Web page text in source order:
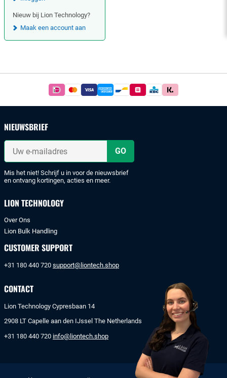
Nieuw bij Lion Technology?
Maak een account aan
Betaal
simpel
iDeal
of
bankoverschrijving.
NIEUWSBRIEF
Uw
mailadres
Mis het niet! Schrijf u in voor de nieuwsbrief
en ontvang kortingen, acties en meer.
LION TECHNOLOGY
Over Ons
Lion Bulk Handling
CUSTOMER SUPPORT
+31 180 440 720 support@liontech.shop
CONTACT
Lion Technology Cypresbaan 14
2908 LT Capelle aan den IJssel The Netherlands
+31 180 440 720 info@liontech.shop